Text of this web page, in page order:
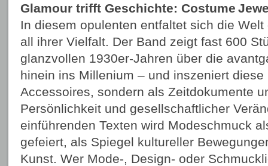
Glamour trifft Geschichte: Costume
In diesem opulenten entfaltet sich die
all ihrer Vielfalt. Der Band zeigt fast 600
glanzvollen 1930er-Jahren über die
hinein ins Millenium – und inszeniert
Accessoires, sondern als Zeitdokumente
Persönlichkeit und gesellschaftlicher
einführenden Texten wird Modeschmuck
gefeiert, als Spiegel kultureller
Kunst. Wer Mode-, Design- oder